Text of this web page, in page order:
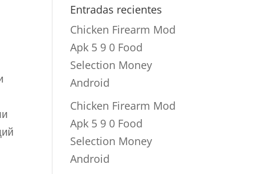
Entradas recientes
Chicken Firearm Mod
Apk 5 9 0 Food
Selection Money
Android
Chicken Firearm Mod
Apk 5 9 0 Food
Selection Money
Android